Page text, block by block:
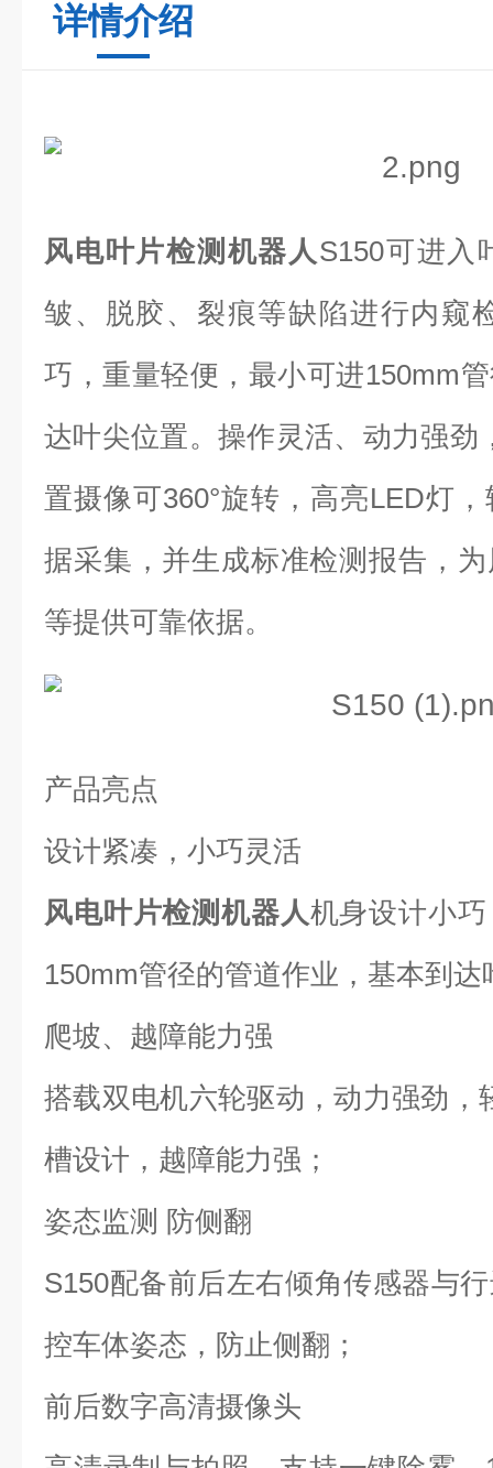
详情介绍
风电叶片检测机器人S150可进入
皱、脱胶、裂痕等缺陷进行内窥
巧，重量轻便，最小可进150mm
达叶尖位置。操作灵活、动力强劲
置摄像可360°旋转，高亮LED灯
据采集，并生成标准检测报告，
等提供可靠依据。
产品亮点
设计紧凑，小巧灵活
风电叶片检测机器人机身设计小
150mm管径的管道作业，基本到达
爬坡、越障能力强
搭载双电机六轮驱动，动力强劲，
槽设计，越障能力强；
姿态监测 防侧翻
S150配备前后左右倾角传感器与
控车体姿态，防止侧翻；
前后数字高清摄像头